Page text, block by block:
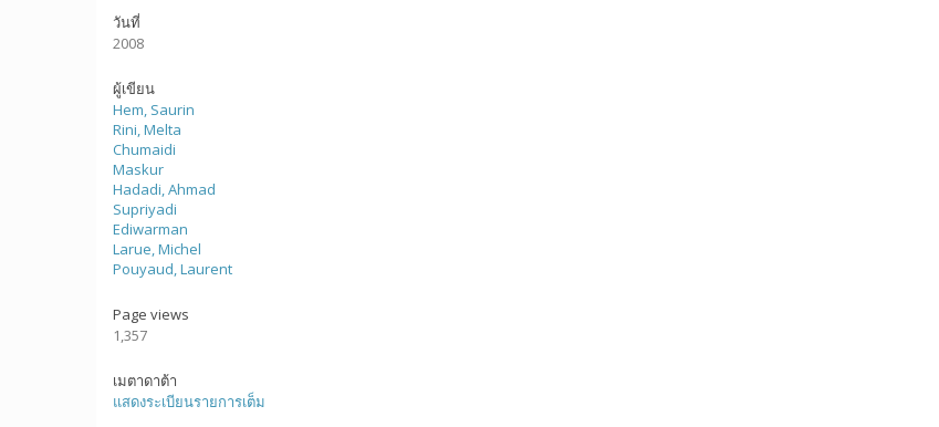
วันที่
2008
ผู้เขียน
Hem, Saurin
Rini, Melta
Chumaidi
Maskur
Hadadi, Ahmad
Supriyadi
Ediwarman
Larue, Michel
Pouyaud, Laurent
Page views
1,357
เมตาดาต้า
แสดงระเบียนรายการเต็ม